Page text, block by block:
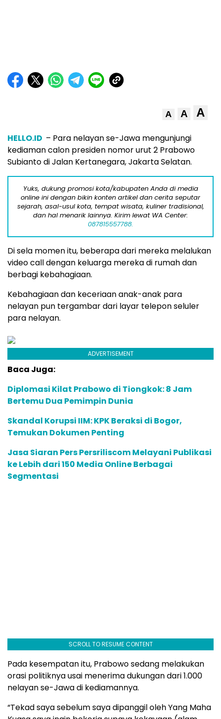
A A A
HELLO.ID – Para nelayan se-Jawa mengunjungi
kediaman calon presiden nomor urut 2 Prabowo
Subianto di Jalan Kertanegara, Jakarta Selatan.
Yuks, dukung promosi kota/kabupaten Anda di media
online ini dengan bikin konten artikel dan cerita seputar
sejarah, asal-usul kota, tempat wisata, kuliner tradisional,
dan hal menarik lainnya. Kirim lewat WA Center:
087815557788.
Di sela momen itu, beberapa dari mereka melalukan
video call dengan keluarga mereka di rumah dan
berbagi kebahagiaan.
Kebahagiaan dan keceriaan anak-anak para
nelayan pun tergambar dari layar telepon seluler
para nelayan.
ADVERTISEMENT
Baca Juga:
Diplomasi Kilat Prabowo di Tiongkok: 8 Jam
Bertemu Dua Pemimpin Dunia
Skandal Korupsi IIM: KPK Beraksi di Bogor,
Temukan Dokumen Penting
Jasa Siaran Pers Persriliscom Melayani Publikasi
ke Lebih dari 150 Media Online Berbagai
Segmentasi
SCROLL TO RESUME CONTENT
Pada kesempatan itu, Prabowo sedang melakukan
orasi politiknya usai menerima dukungan dari 1.000
nelayan se-Jawa di kediamannya.
“Tekad saya sebelum saya dipanggil oleh Yang Maha